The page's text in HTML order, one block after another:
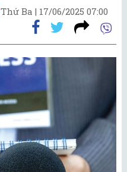
Thứ Ba | 17/06/2025 07:00